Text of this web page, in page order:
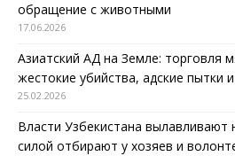
обращение с животными
17.06.2026
Азиатский АД на Земле: торговля
жестокие убийства, адские пытки
25.02.2026
Власти Узбекистана вылавливают
силой отбирают у хозяев и